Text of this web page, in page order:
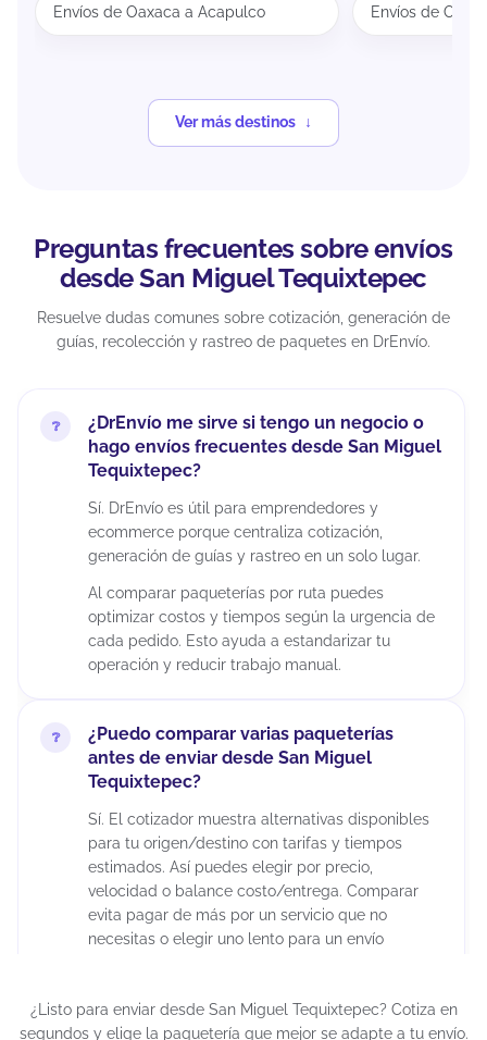
Envíos de Oaxaca a Acapulco Envíos de
Ver más destinos
Preguntas frecuentes sobre envíos
desde San Miguel Tequixtepec
Resuelve dudas comunes sobre cotización, generación de
guías, recolección y rastreo de paquetes en DrEnvío.
¿DrEnvío me sirve si tengo un negocio o
hago envíos frecuentes desde San Miguel
Tequixtepec?
Sí. DrEnvío es útil para emprendedores y
ecommerce porque centraliza cotización,
generación de guías y rastreo en un solo lugar.
Al comparar paqueterías por ruta puedes
optimizar costos y tiempos según la urgencia de
cada pedido. Esto ayuda a estandarizar tu
operación y reducir trabajo manual.
¿Puedo comparar varias paqueterías
antes de enviar desde San Miguel
Tequixtepec?
Sí. El cotizador muestra alternativas disponibles
para tu origen/destino con tarifas y tiempos
estimados. Así puedes elegir por precio,
velocidad o balance costo/entrega. Comparar
evita pagar de más por un servicio que no
necesitas o elegir uno lento para un envío
¿Puedo cancelar un envío después de
¿Listo para enviar desde San Miguel Tequixtepec? Cotiza en
segundos y elige la paquetería que mejor se adapte a tu envío.